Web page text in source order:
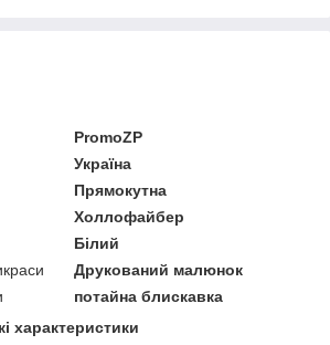
PromoZP
Україна
Прямокутна
Холлофайбер
Білий
Друкований малюнок
потайна блискавка
характеристики